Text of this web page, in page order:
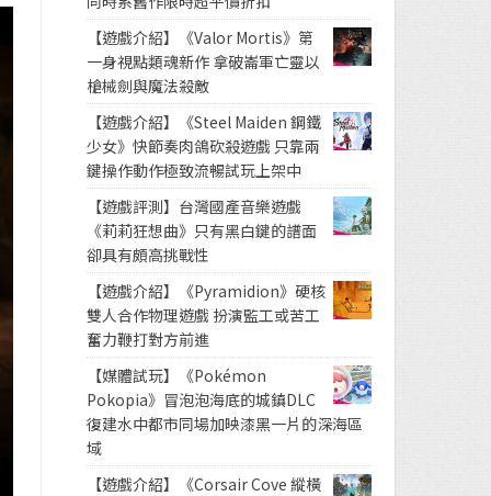
【遊戲介紹】《Valor Mortis》第
一身視點類魂新作 拿破崙軍亡靈以
槍械劍與魔法殺敵
【遊戲介紹】《Steel Maiden 鋼鐵
少女》快節奏肉鴿砍殺遊戲 只靠兩
鍵操作動作極致流暢試玩上架中
【遊戲評測】台灣國產音樂遊戲
《莉莉狂想曲》只有黑白鍵的譜面
卻具有頗高挑戰性
【遊戲介紹】《Pyramidion》硬核
雙人合作物理遊戲 扮演監工或苦工
奮力鞭打對方前進
【媒體試玩】《Pokémon
Pokopia》冒泡泡海底的城鎮DLC
復建水中都市同場加映漆黑一片的深海區
域
【遊戲介紹】《Corsair Cove 縱橫